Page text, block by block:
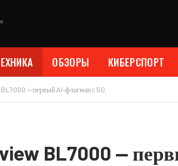
ОБЗОРЫ КИБЕРСПОРТ
— первый AI-флагман с 5G
BL7000 —